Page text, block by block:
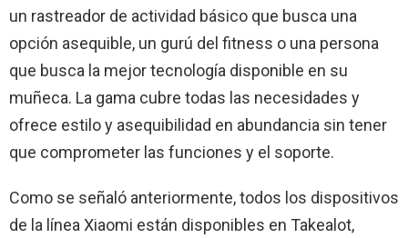
un rastreador de actividad básico que busca una
opción asequible, un gurú del fitness o una persona
que busca la mejor tecnología disponible en su
muñeca. La gama cubre todas las necesidades y
ofrece estilo y asequibilidad en abundancia sin tener
que comprometer las funciones y el soporte.
Como se señaló anteriormente, todos los dispositivos
de la línea Xiaomi están disponibles en Takealot,